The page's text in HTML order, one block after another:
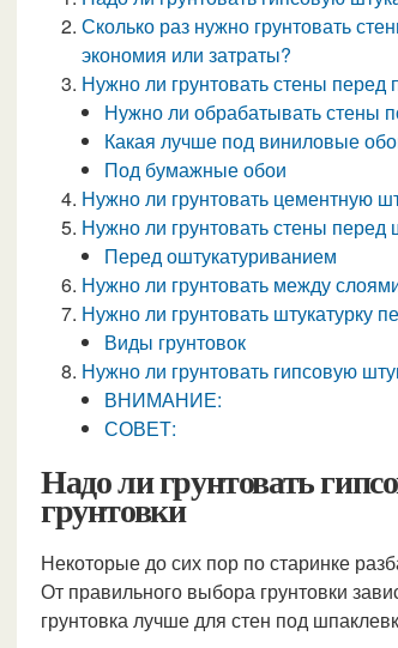
Сколько раз нужно грунтовать
экономия или затраты?
Нужно ли грунтовать стены перед
Нужно ли обрабатывать стены
Какая лучше под виниловые
Под бумажные обои
Нужно ли грунтовать цементную
Нужно ли грунтовать стены перед
Перед оштукатуриванием
Нужно ли грунтовать между
Нужно ли грунтовать штукатурку
Виды грунтовок
Нужно ли грунтовать гипсовую
ВНИМАНИЕ:
СОВЕТ:
Надо ли грунтовать
грунтовки
Некоторые до сих пор по старинке
От правильного выбора грунтовки
грунтовка лучше для стен под